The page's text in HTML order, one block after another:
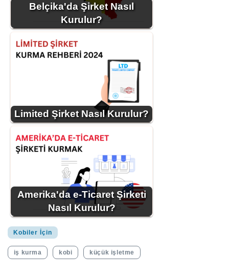
Belçika'da Şirket Nasıl
Kurulur?
Limited Şirket Nasıl Kurulur?
Amerika'da e-Ticaret Şirketi
Nasıl Kurulur?
Kobiler İçin
iş kurma kobi küçük işletme